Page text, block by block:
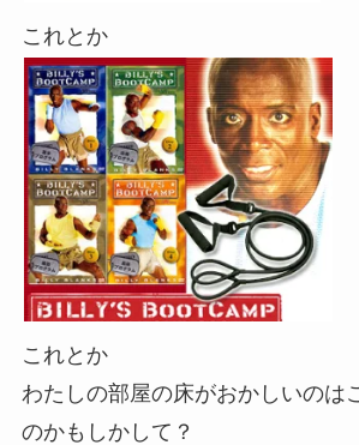
これとか
これとか
わたしの部屋の床がおかしいのは
のかもしかして？